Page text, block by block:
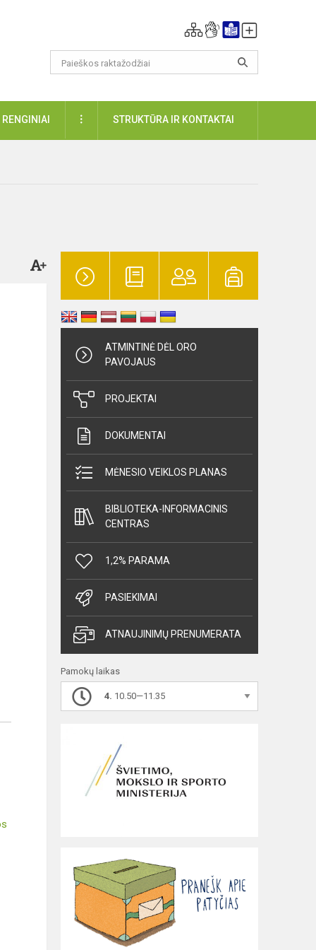
RENGINIAI DAUGIAUSTRUKTŪRA IR KONTAKTAI
ATMINTINĖ DĖL ORO
PAVOJAUS
PROJEKTAI
DOKUMENTAI
MĖNESIO VEIKLOS PLANAS
BIBLIOTEKA-INFORMACINIS
CENTRAS
1,2% PARAMA
PASIEKIMAI
ATNAUJINIMŲ PRENUMERATA
Pamokų laikas
4. 10.50—11.35